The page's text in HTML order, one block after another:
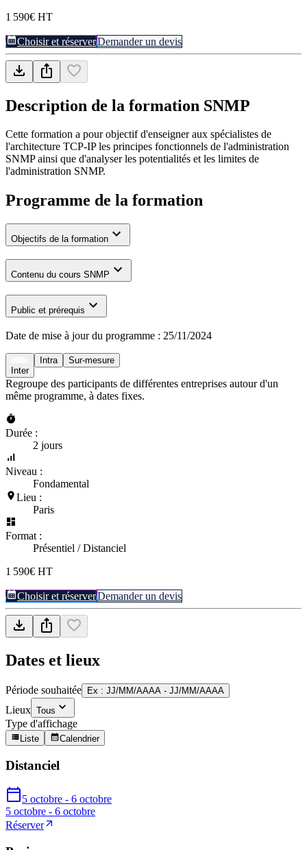
1 590€ HT
Choisir et réserverDemander un devis
Description de la formation SNMP
Cette formation a pour objectif d'enseigner aux spécialistes de
l'architecture TCP-IP les principes fonctionnels de l'administration
SNMP ainsi que d'analyser les potentialités et les limites de
l'administration SNMP.
Programme de la formation
Objectifs de la formation
Contenu du cours SNMP
Public et prérequis
Date de mise à jour du programme : 25/11/2024
Inter
Intra Sur-mesure
Regroupe des participants de différentes entreprises autour d'un
même programme, à dates fixes.
Durée :
2 jours
Niveau :
Fondamental
Lieu :
Paris
Format :
Présentiel / Distanciel
1 590€ HT
Choisir et réserverDemander un devis
Dates et lieux
Période souhaitée Ex : JJ/MM/AAAA - JJ/MM/AAAA
Lieux Tous
Type d'affichage
Liste Calendrier
Distanciel
5 octobre - 6 octobre
5 octobre - 6 octobre
Réserver